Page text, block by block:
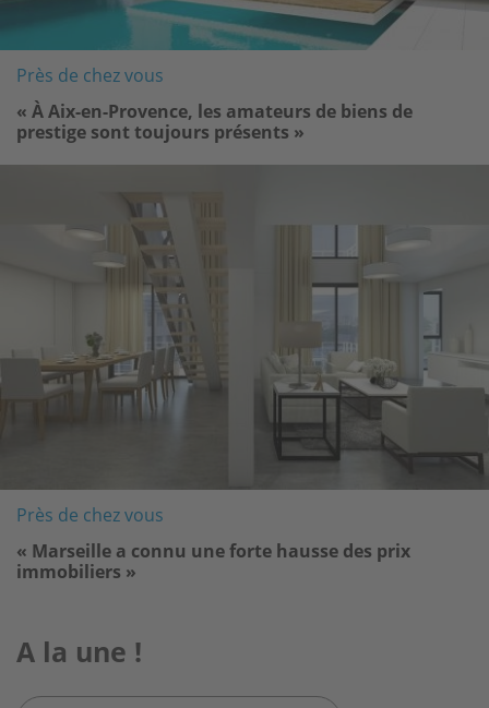
Près de chez vous
« À Aix-en-Provence, les amateurs de biens de
prestige sont toujours présents »
Image
Près de chez vous
« Marseille a connu une forte hausse des prix
immobiliers »
A la une !